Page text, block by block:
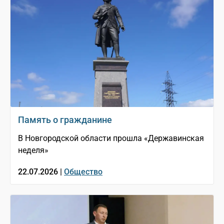
Память о гражданине
В Новгородской области прошла «Державинская
неделя»
22.07.2026 | Общество